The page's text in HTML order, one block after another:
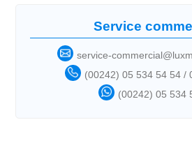
Service
service-
(00242) 05 534 54 54 /
(00242) 05 534